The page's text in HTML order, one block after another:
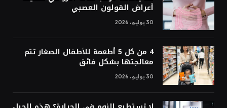
أعراض القولون العصبي
30 يوليو، 2026
4 من كل 5 أطعمة للأطفال الصغار تتم
معالجتها بشكل فائق
30 يوليو، 2026